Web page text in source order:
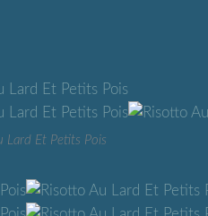
Lard Et Petits Pois